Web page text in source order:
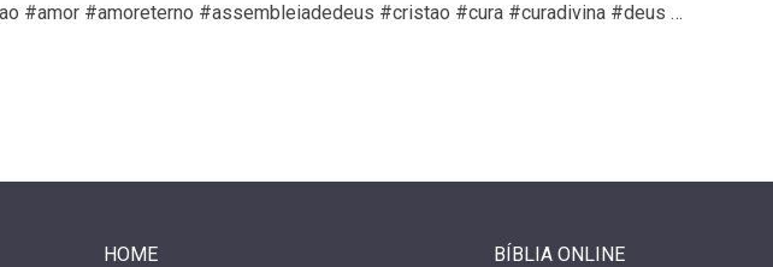
#amor #amoreterno #assembleiadedeus #cristao #cura #curadivina #deus …
HOME BÍBLIA ONLINE